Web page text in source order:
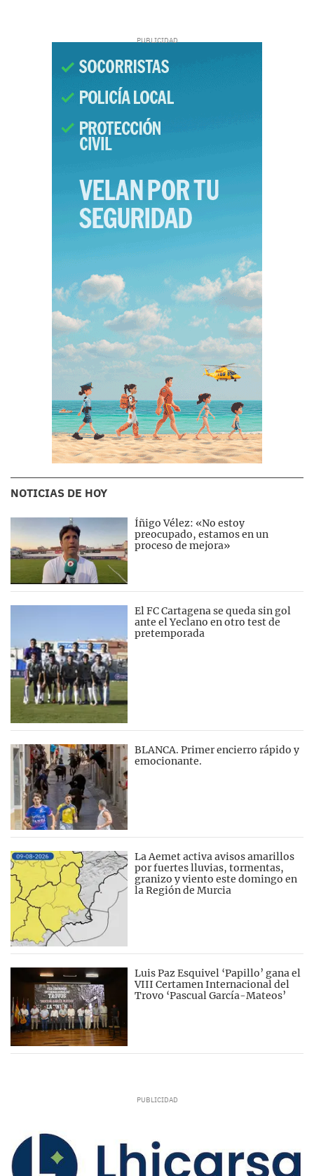
NOTICIAS DE HOY
Íñigo Vélez: «No estoy
preocupado, estamos en un
proceso de mejora»
El FC Cartagena se queda sin gol
ante el Yeclano en otro test de
pretemporada
BLANCA. Primer encierro rápido y
emocionante.
La Aemet activa avisos amarillos
por fuertes lluvias, tormentas,
granizo y viento este domingo en
la Región de Murcia
Luis Paz Esquivel ‘Papillo’ gana el
VIII Certamen Internacional del
Trovo ‘Pascual García-Mateos’